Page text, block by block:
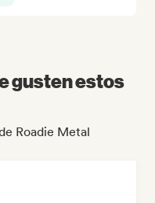
gusten estos
Roadie Metal